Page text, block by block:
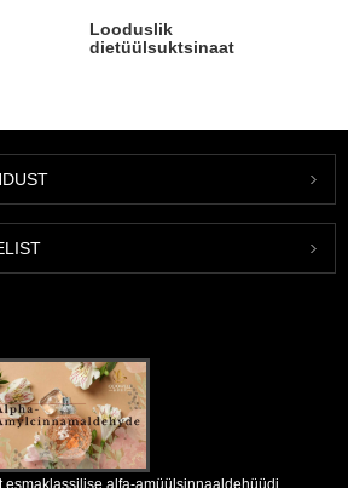
Looduslik
dietüülsuktsinaat